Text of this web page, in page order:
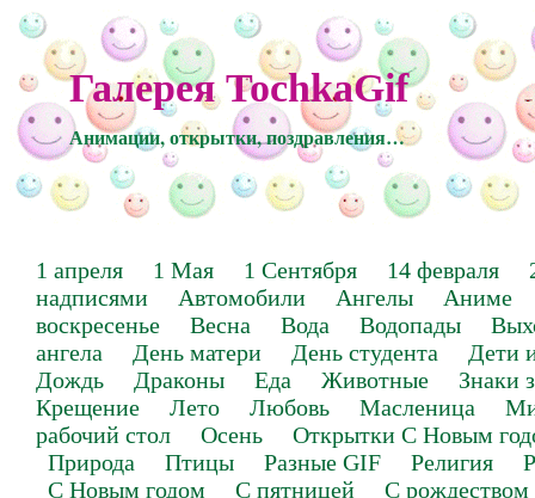
Галерея TochkaGif
Анимации, открытки, поздравления…
1 апреля 1 Мая 1 Сентября 14 февраля
надписями
Автомобили Ангелы
Аниме
воскресенье
Весна Вода Водопады
ангела
День матери День студента
Дети
Дождь
Драконы Еда Животные
Знаки
Крещение
Лето Любовь Масленица
рабочий стол
Осень
Открытки С Новым
Природа
Птицы Разные GIF Религия
С Новым годом
С пятницей
С рождеством